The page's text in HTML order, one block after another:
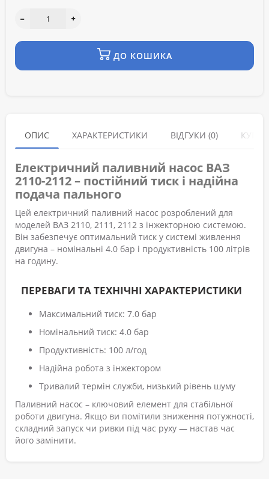
ДО КОШИКА
ОПИС ХАРАКТЕРИСТИКИ ВІДГУКИ (0)
Електричний паливний насос ВАЗ
2110-2112 – постійний тиск і надійна
подача пального
Цей електричний паливний насос розроблений для
моделей ВАЗ 2110, 2111, 2112 з інжекторною системою.
Він забезпечує оптимальний тиск у системі живлення
двигуна – номінальні 4.0 бар і продуктивність 100 літрів
на годину.
ПЕРЕВАГИ ТА ТЕХНІЧНІ ХАРАКТЕРИСТИКИ
Максимальний тиск: 7.0 бар
Номінальний тиск: 4.0 бар
Продуктивність: 100 л/год
Надійна робота з інжектором
Тривалий термін служби, низький рівень шуму
Паливний насос – ключовий елемент для стабільної
роботи двигуна. Якщо ви помітили зниження потужності,
складний запуск чи ривки під час руху — настав час
його замінити.